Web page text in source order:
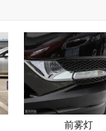
前雾灯